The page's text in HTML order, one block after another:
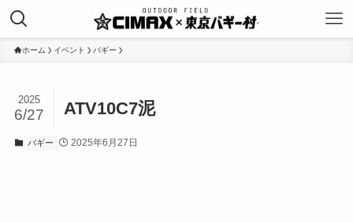
ホーム イベント バギー
ATV10C7泥
2025
6/27
バギー 2025年6月27日